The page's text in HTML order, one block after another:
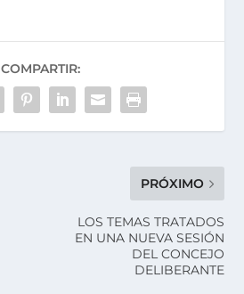
COMPARTIR:
PRÓXIMO
LOS TEMAS TRATADOS
EN UNA NUEVA SESIÓN
DEL CONCEJO
DELIBERANTE